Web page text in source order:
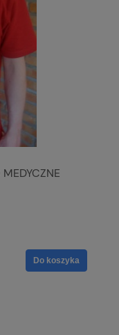
Do koszyka